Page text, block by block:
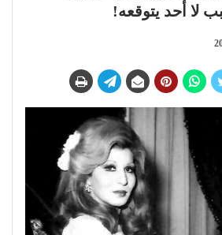
لا أحد يتوقعه!